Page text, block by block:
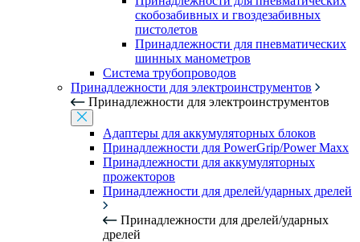
скобозабивных и гвоздезабивных
пистолетов
Принадлежности для пневматических
шинных манометров
Система трубопроводов
Принадлежности для электроинструментов
Принадлежности для электроинструментов
Адаптеры для аккумуляторных блоков
Принадлежности для PowerGrip/Power Maxx
Принадлежности для аккумуляторных
прожекторов
Принадлежности для дрелей/ударных дрелей
Принадлежности для дрелей/ударных
дрелей